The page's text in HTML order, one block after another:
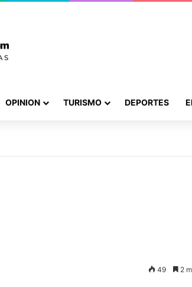
OPINION TURISMO DEPORTES
49 2